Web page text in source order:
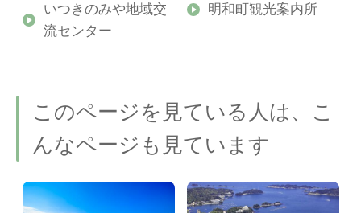
いつきのみや地域交
流センター
明和町観光案内所
このページを見ている人は、こ
んなページも見ています